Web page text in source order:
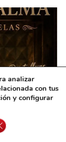
velas
analizar
con tus
y configurar
el banner de